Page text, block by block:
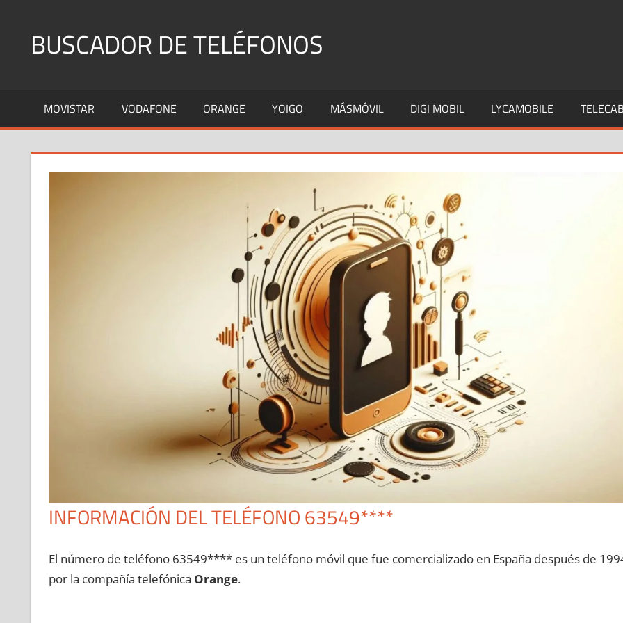
contenidoBUSCADOR DE TELÉFONOS
Fijos
y
MOVISTAR VODAFONE ORANGE YOIGO MÁSMÓVIL DIGI MOBIL LYCAMOBILE
INFORMACIÓN DEL TELÉFONO 63549****
El número dе teléfono 63549**** es un teléfono móvil quе fue comercializado en España después dе
pοr la compañía telefónica Orange.